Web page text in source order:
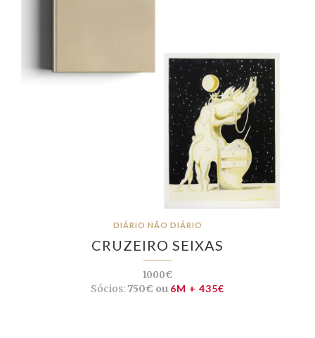
DIÁRIO NÃO DIÁRIO
CRUZEIRO SEIXAS
1000€
Sócios:750€ ou 6M + 435€